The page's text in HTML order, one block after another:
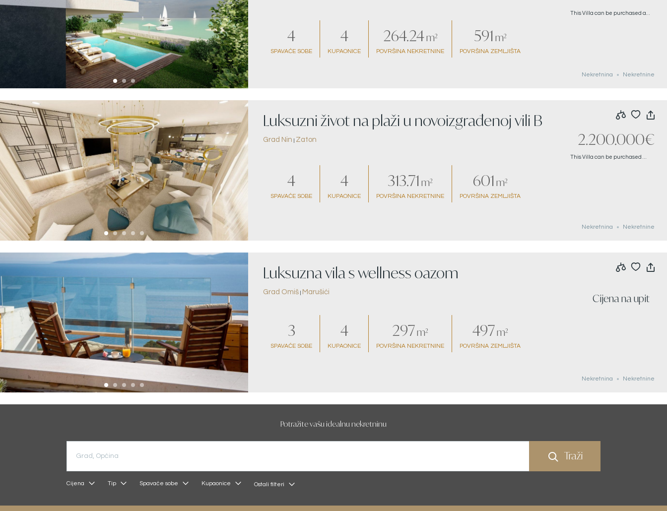
4
SPAVAĆE SOBE
4
KUPAONICE
264.24m²
POVRŠINA NEKRETNINE
591 m²
POVRŠINA ZEMLJIŠTA
Nekretnina Nekretnine
Luksuzni život na plaži u novoizgrađenoj vili B
Grad Nin Zaton 2.200.000€
4
SPAVAĆE SOBE
4
KUPAONICE
313.71 m²
POVRŠINA NEKRETNINE
601 m²
POVRŠINA ZEMLJIŠTA
Nekretnina Nekretnine
Luksuzna vila s wellness oazom
Grad Omiš Marušići
Cijena na upit
3
SPAVAĆE SOBE
4
KUPAONICE
297m²
POVRŠINA NEKRETNINE
497m²
POVRŠINA ZEMLJIŠTA
Nekretnina Nekretnine
Potražite vašu idealnu nekretninu
Traži
Cijena Tip Spavaće sobe Kupaonice Ostali filteri